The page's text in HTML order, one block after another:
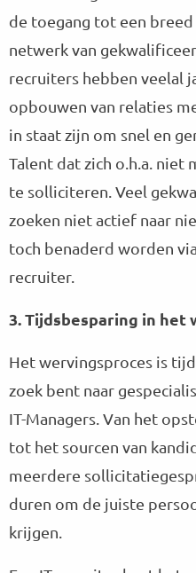
de toegang tot een
netwerk van
recruiters hebben veelal
opbouwen van relaties
in staat zijn om snel en
Talent dat zich o.h.a.
te solliciteren. Veel
zoeken niet actief naar
toch benaderd worden
recruiter.
3. Tijdsbesparing in het
Het wervingsproces is
zoek bent naar
IT-Managers. Van het
tot het sourcen van
meerdere
duren om de juiste
krijgen.